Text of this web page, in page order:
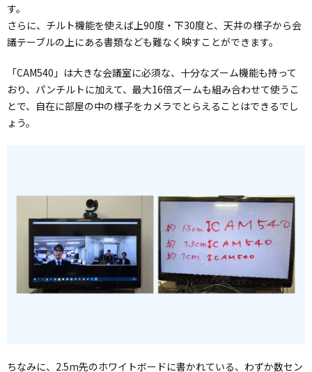
す。
さらに、チルト機能を使えば上90度・下30度と、天井の様子から会
議テーブルの上にある書類なども難なく映すことができます。
「CAM540」は大きな会議室に必須な、十分なズーム機能も持って
おり、パンチルトに加えて、最大16倍ズームも組み合わせて使うこ
とで、自在に部屋の中の様子をカメラでとらえることはできるでし
ょう。
ちなみに、2.5m先のホワイトボードに書かれている、わずか数セン